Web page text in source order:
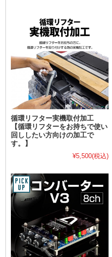
循環リフター実機取付加工
【循環リフターをお持ちで使い
回ししたい方向けの加工で
す。】
¥5,500(税込)